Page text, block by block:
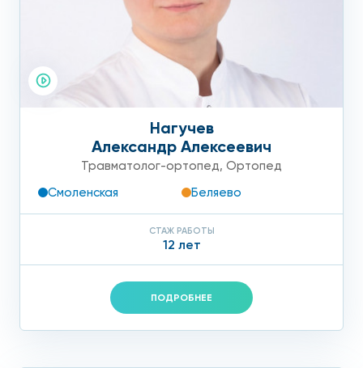
Нагучев
Александр Алексеевич
Травматолог-ортопед, Ортопед
Смоленская
Беляево
СТАЖ РАБОТЫ
12 лет
ПОДРОБНЕЕ